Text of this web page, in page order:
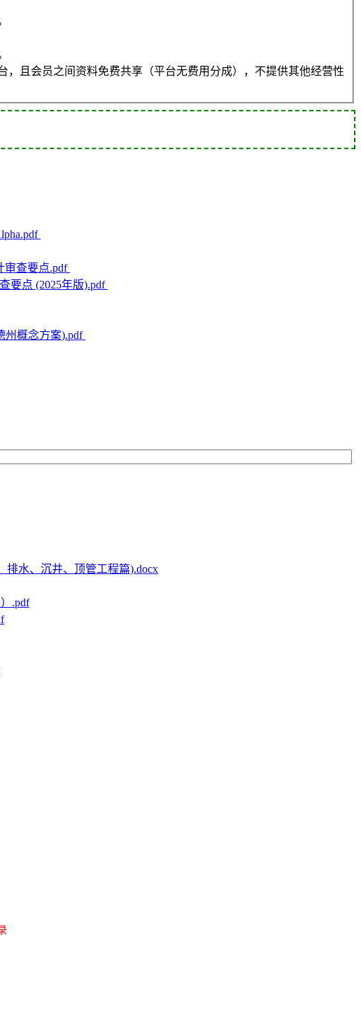
且会员之间资料免费共享（平台无费用分成），不提供其他经营性
审查要点.pdf
要点 (2025年版).pdf
州概念方案).pdf
排水、沉井、顶管工程篇).docx
.pdf